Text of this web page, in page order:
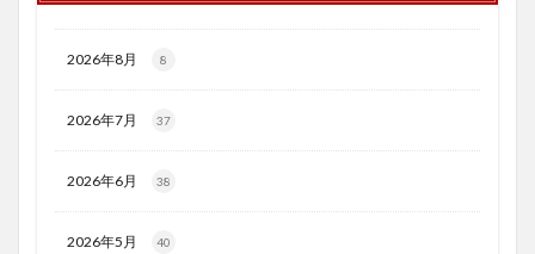
2026年8月 8
2026年7月 37
2026年6月 38
2026年5月 40